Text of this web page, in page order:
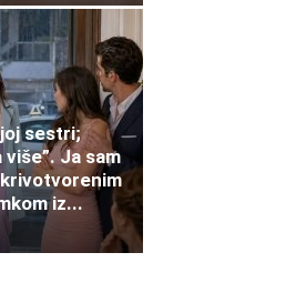
sestri;
Ja sam
iz...